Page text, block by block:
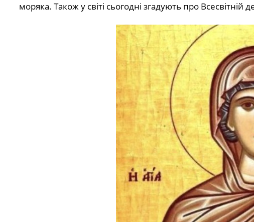
моряка. Також у світі сьогодні згадують про Всесвітній